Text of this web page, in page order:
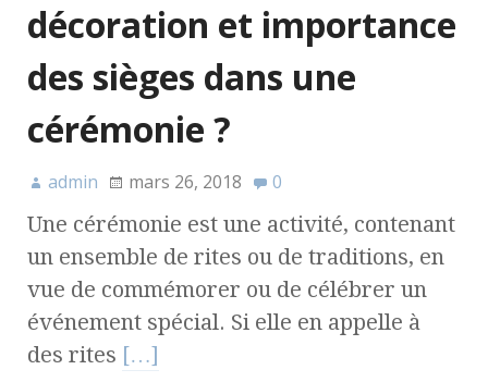
décoration et importance
des sièges dans une
cérémonie ?
admin mars 26, 2018 0
Une cérémonie est une activité, contenant
un ensemble de rites ou de traditions, en
vue de commémorer ou de célébrer un
événement spécial. Si elle en appelle à
des rites […]